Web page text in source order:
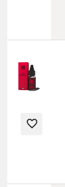
favorite_border